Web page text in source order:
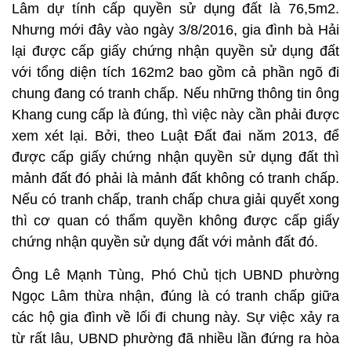
Lâm dự tính cấp quyền sử dụng đất là 76,5m2.
Nhưng mới đây vào ngày 3/8/2016, gia đình bà Hải
lại được cấp giấy chứng nhận quyền sử dụng đất
với tổng diện tích 162m2 bao gồm cả phần ngõ đi
chung đang có tranh chấp. Nếu những thông tin ông
Khang cung cấp là đúng, thì việc này cần phải được
xem xét lại. Bởi, theo Luật Đất đai năm 2013, để
được cấp giấy chứng nhận quyền sử dụng đất thì
mảnh đất đó phải là mảnh đất không có tranh chấp.
Nếu có tranh chấp, tranh chấp chưa giải quyết xong
thì cơ quan có thẩm quyền không được cấp giấy
chứng nhận quyền sử dụng đất với mảnh đất đó.
Ông Lê Mạnh Tùng, Phó Chủ tịch UBND phường
Ngọc Lâm thừa nhận, đúng là có tranh chấp giữa
các hộ gia đình về lối đi chung này. Sự việc xảy ra
từ rất lâu, UBND phường đã nhiều lần đứng ra hòa